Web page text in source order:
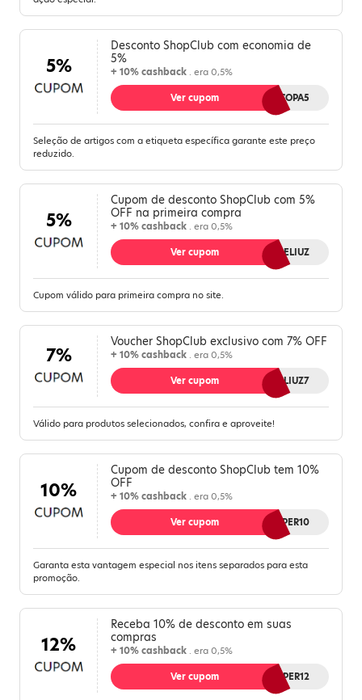
5%
Desconto ShopClub com economia de
5%
+ 10% cashback . era 0,5%
COPA5
Ver cupom
Seleção de artigos com a etiqueta específica garante este preço
reduzido.
5%
Cupom de desconto ShopClub com 5%
OFF na primeira compra
+ 10% cashback . era 0,5%
MELIUZ
Ver cupom
Cupom válido para primeira compra no site.
7%
Voucher ShopClub exclusivo com 7% OFF
+ 10% cashback . era 0,5%
MELIUZ7
Ver cupom
Válido para produtos selecionados, confira e aproveite!
10%
Cupom de desconto ShopClub tem 10%
OFF
+ 10% cashback . era 0,5%
SUPER10
Ver cupom
Garanta esta vantagem especial nos itens separados para esta
promoção.
12%
Receba 10% de desconto em suas
compras
+ 10% cashback . era 0,5%
SUPER12
Ver cupom